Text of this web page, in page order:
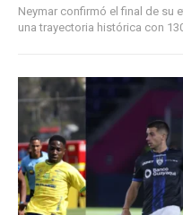
Neymar confirmó el final de su
una trayectoria histórica con